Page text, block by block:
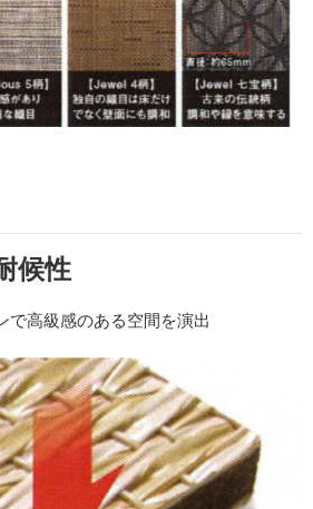
候性
で高級感のある空間を演出